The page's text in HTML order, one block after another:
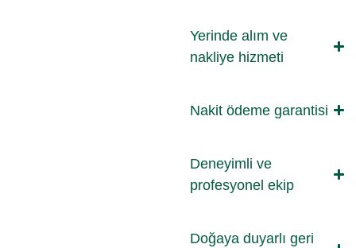
Yerinde alım ve
nakliye hizmeti
Nakit ödeme garantisi
Deneyimli ve
profesyonel ekip
Doğaya duyarlı geri